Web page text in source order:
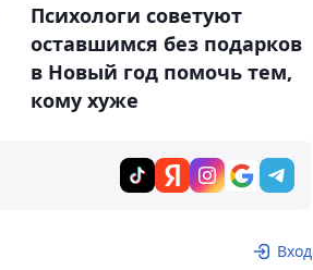
Психологи советуют
оставшимся без подарков
в Новый год помочь тем,
кому хуже
Вход